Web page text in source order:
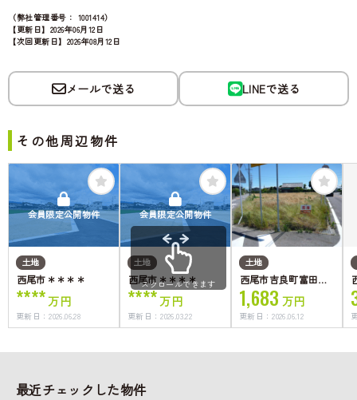
（弊社管理番号： 1001414）
【更新日】2026年06月12日
【次回更新日】2026年08月12日
メールで送る LINEで送る
その他周辺物件
会員限定公開物件
土地
西尾市＊＊＊＊
****万円
更新日：2026.06.28
会員限定公開物件
土地
西尾市＊＊＊＊
****万円
更新日：2026.03.22
土地
西尾市吉良町富田西
屋敷
1,683 万円
更新日：2026.06.12
スクロールできます
最近チェックした物件